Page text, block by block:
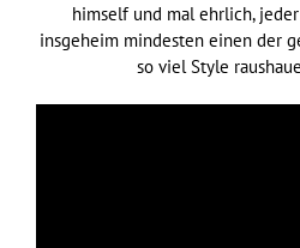
himself und mal ehrlich,
insgeheim mindesten einen der
so viel Style